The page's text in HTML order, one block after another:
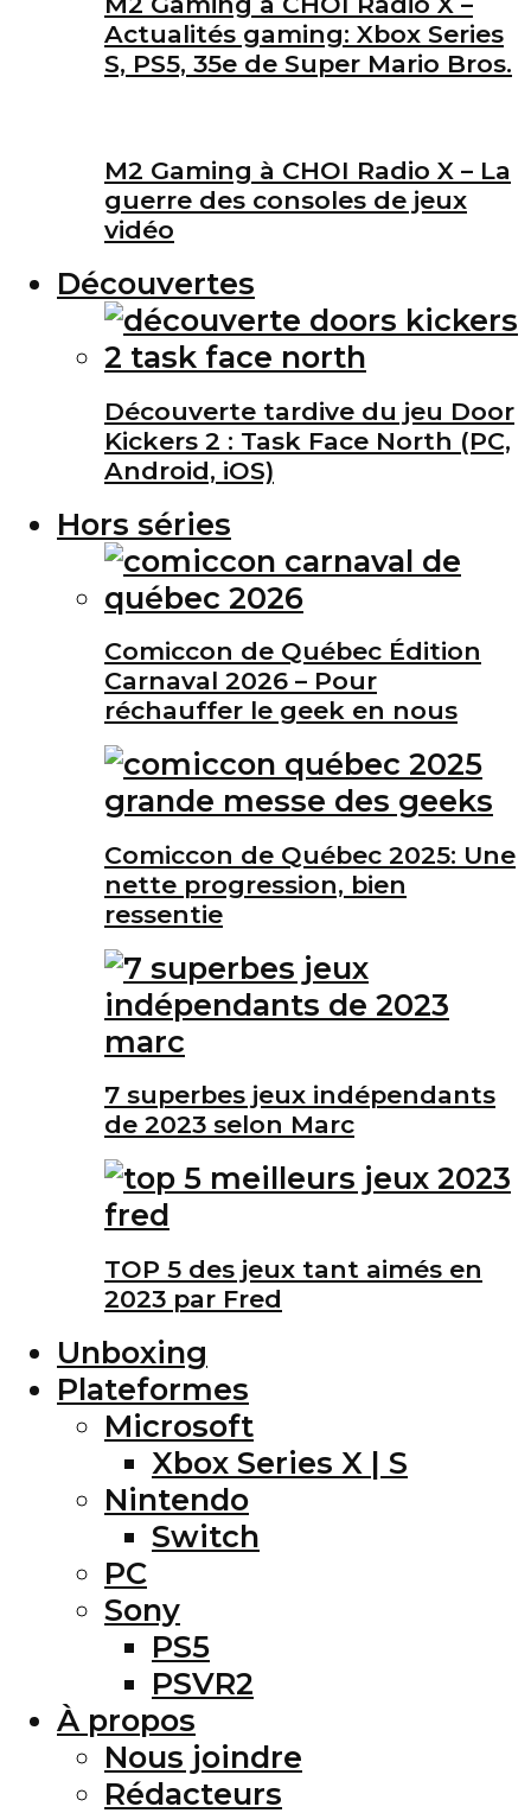
Actualités gaming: Xbox Series
S, PS5, 35e de Super Mario Bros.
M2 Gaming à CHOI Radio X – La
guerre des consoles de jeux
vidéo
Découvertes
Découverte tardive du jeu Door
Kickers 2 : Task Face North (PC,
Android, iOS)
Hors séries
Comiccon de Québec Édition
Carnaval 2026 – Pour
réchauffer le geek en nous
Comiccon de Québec 2025: Une
nette progression, bien
ressentie
7 superbes jeux indépendants
de 2023 selon Marc
TOP 5 des jeux tant aimés en
2023 par Fred
Unboxing
Plateformes
Microsoft
Xbox Series X | S
Nintendo
Switch
PC
Sony
PS5
PSVR2
À propos
Nous joindre
Rédacteurs